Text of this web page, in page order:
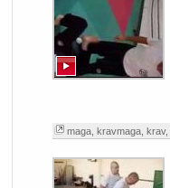
maga, kravmaga, krav,